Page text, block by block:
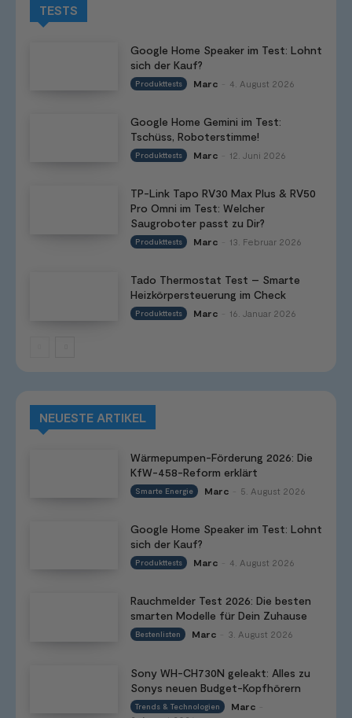
TESTS
Google Home Speaker im Test: Lohnt
sich der Kauf?
Produkttests Marc 4. August 2026
Google Home Gemini im Test:
Tschüss, Roboterstimme!
Produkttests Marc 12. Juni 2026
TP-Link Tapo RV30 Max Plus & RV50
Pro Omni im Test: Welcher
Saugroboter passt zu Dir?
Produkttests Marc 13. Februar 2026
Tado Thermostat Test – Smarte
Heizkörpersteuerung im Check
Produkttests Marc 16. Januar 2026
NEUESTE ARTIKEL
Wärmepumpen-Förderung 2026: Die
KfW-458-Reform erklärt
Smarte Energie Marc 5. August 2026
Google Home Speaker im Test: Lohnt
sich der Kauf?
Produkttests Marc 4. August 2026
Rauchmelder Test 2026: Die besten
smarten Modelle für Dein Zuhause
Bestenlisten Marc 3. August 2026
Sony WH-CH730N geleakt: Alles zu
Sonys neuen Budget-Kopfhörern
Trends & Technologien Marc